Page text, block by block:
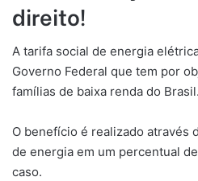
direito!
A tarifa social de energia
Governo Federal que tem por
famílias de baixa renda do Brasil.
O benefício é realizado através
de energia em um percentual
caso.